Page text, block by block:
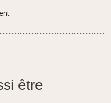
être